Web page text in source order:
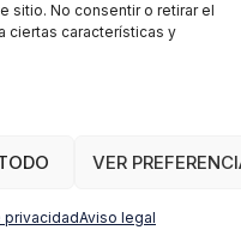
sitio. No consentir o retirar el
ciertas características y
VER
privacidadAviso legal
que son
debemos